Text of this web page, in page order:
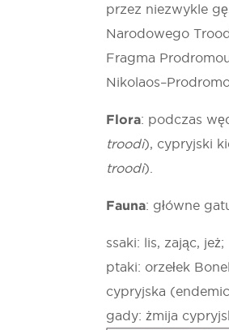
przez niezwykle
Narodowego
Fragma
Flora: podczas
troodi), cypryjski
troodi).
Fauna: główne
ssaki: lis, zając, jeż;
ptaki: orzełek
cypryjska
gady: żmija